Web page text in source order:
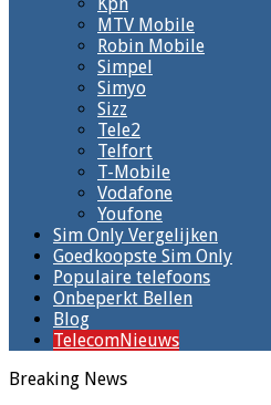
MTV Mobile
Robin Mobile
Simpel
Simyo
Sizz
Tele2
Telfort
T-Mobile
Vodafone
Youfone
Sim Only Vergelijken
Goedkoopste Sim Only
Populaire telefoons
Onbeperkt Bellen
Blog
TelecomNieuws
Breaking News